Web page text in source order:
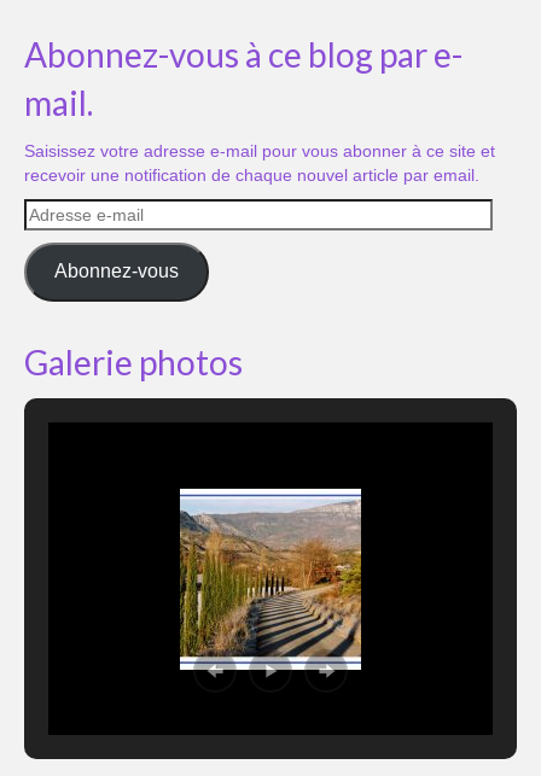
Abonnez-vous à ce blog par e-
mail.
Saisissez votre adresse e-mail pour vous abonner à ce site et
recevoir une notification de chaque nouvel article par email.
Adresse
e-
mail
Abonnez-vous
Galerie photos